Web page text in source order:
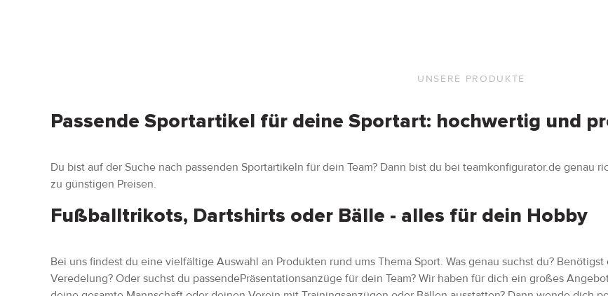
UNSERE PRODUKTE
Passende Sportartikel für deine Sportart: hochwertig und
Du bist auf der Suche nach passenden Sportartikeln für dein Team? Dann bist du bei teamkonfigurator.de genau
zu günstigen Preisen.
Fußballtrikots, Dartshirts oder Bälle - alles für dein Hobby
Bei uns findest du eine vielfältige Auswahl an Produkten rund ums Thema Sport. Was genau suchst du?
Veredelung? Oder suchst du passendePräsentationsanzüge für dein Team? Wir haben für dich ein großes